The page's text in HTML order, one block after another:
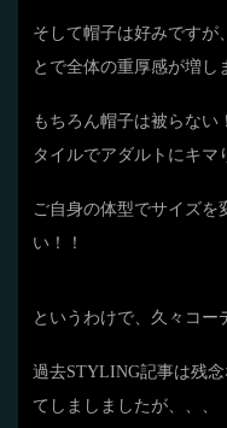
そして帽子は好みですが
とで全体の重厚感が増し
もちろん帽子は被らない
タイルでアダルトにキマ
ご自身の体型でサイズを
い！！
というわけで、久々コー
過去STYLING記事は残
てしましましたが、、、